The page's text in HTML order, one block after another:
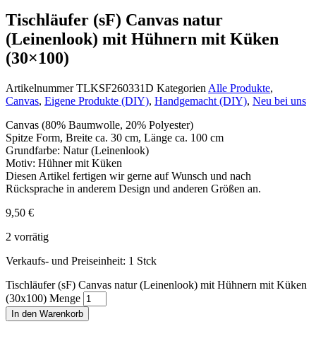
Tischläufer (sF) Canvas natur
(Leinenlook) mit Hühnern mit Küken
(30×100)
ArtikelnummerTLKSF260331D Kategorien Alle Produkte,
Canvas, Eigene Produkte (DIY), Handgemacht (DIY), Neu bei uns
Canvas (80% Baumwolle, 20% Polyester)
Spitze Form, Breite ca. 30 cm, Länge ca. 100 cm
Grundfarbe: Natur (Leinenlook)
Motiv: Hühner mit Küken
Diesen Artikel fertigen wir gerne auf Wunsch und nach
Rücksprache in anderem Design und anderen Größen an.
9,50 €
2 vorrätig
Verkaufs- und Preiseinheit: 1 Stck
Tischläufer (sF) Canvas natur (Leinenlook) mit Hühnern mit Küken
(30x100) Menge
In den Warenkorb